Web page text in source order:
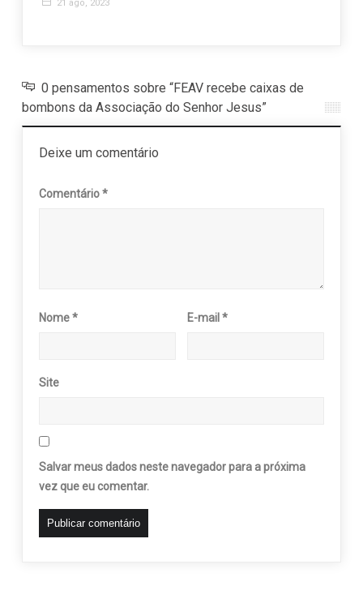
21 ago, 2023
0 pensamentos sobre “FEAV recebe caixas de
bombons da Associação do Senhor Jesus”
Deixe um comentário
Comentário*
Nome* E-mail*
Site
Salvar meus dados neste navegador para a próxima
vez que eu comentar.